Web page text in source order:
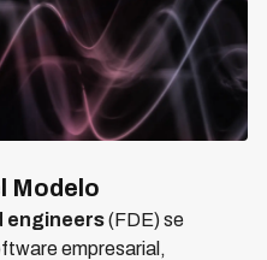
Modelo
engineers(FDE) se
empresarial,